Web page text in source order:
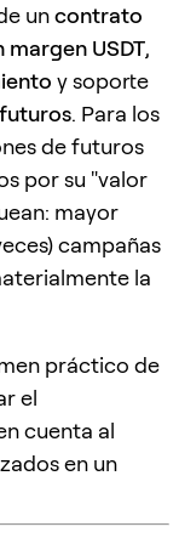
uncontrato
USDT,
y soporte
. Para los
de futuros
por su "valor
mayor
campañas
la
práctico de
el
cuenta al
en un